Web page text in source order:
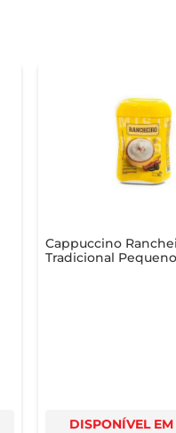
transforma momentos
Cappuccino
Tradicional
DISPONÍVEL EM